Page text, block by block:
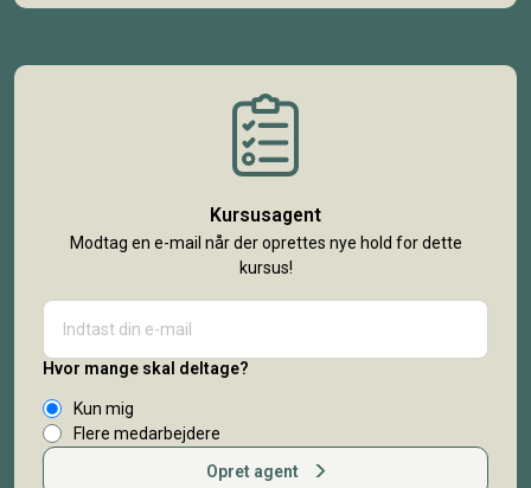
Kursusagent
Modtag en e-mail når der oprettes nye hold for dette
kursus!
Hvor mange skal deltage?
Kun mig
Flere medarbejdere
Opret agent